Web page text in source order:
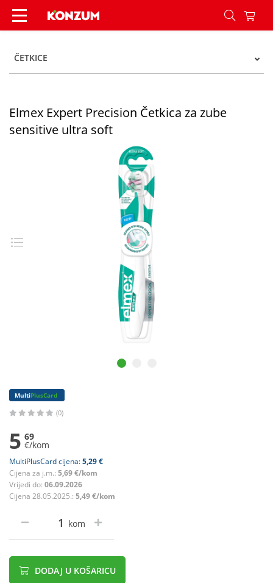
Elmex Expert Precision Četkica za zube
ČETKICE
Elmex Expert Precision Četkica za zube
sensitive ultra soft
MultiPlusCard
(0)
5 69
€/kom
MultiPlusCard cijena:5,29 €
Cijena za j.m.: 5,69 €/kom
Vrijedi do: 06.09.2026
Cijena 28.05.2025.: 5,49 €/kom
kom
DODAJ U KOŠARICU